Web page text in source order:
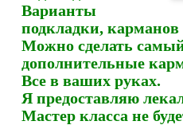
Варианты
подкладки,
Можно сделать
дополнительные
Все в ваших руках.
Я предоставляю
Мастер класса не